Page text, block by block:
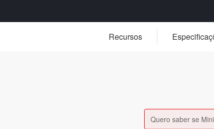
Recursos
Quero saber se